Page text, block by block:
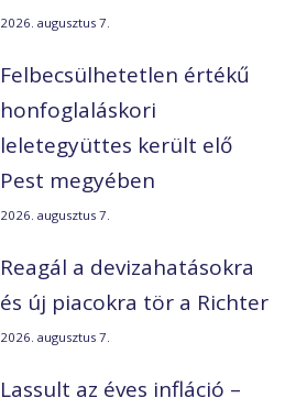
2026. augusztus 7.
Felbecsülhetetlen értékű
honfoglaláskori
leletegyüttes került elő
Pest megyében
2026. augusztus 7.
Reagál a devizahatásokra
és új piacokra tör a Richter
2026. augusztus 7.
Lassult az éves infláció –